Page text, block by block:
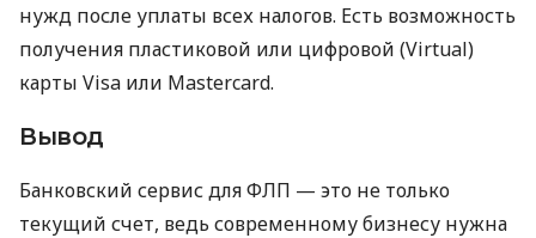
нужд после уплаты всех налогов. Есть возможность
получения пластиковой или цифровой (Virtual)
карты Visa или Mastercard.
Вывод
Банковский сервис для ФЛП — это не только
текущий счет, ведь современному бизнесу нужна